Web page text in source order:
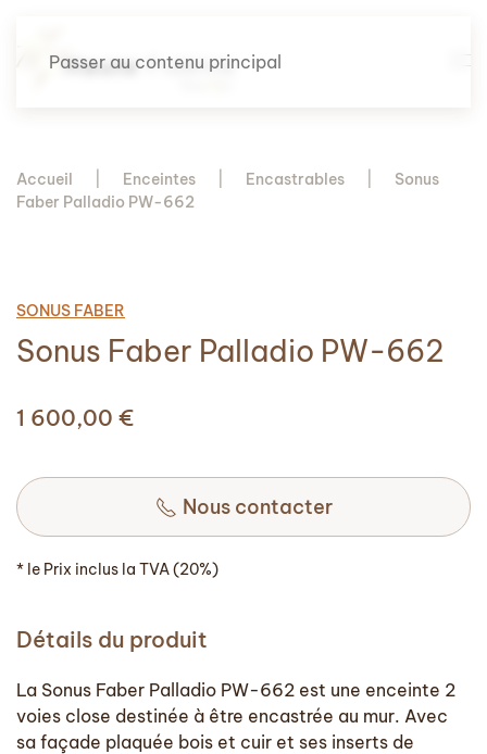
Passer au contenu principal
Accueil Enceintes Encastrables
Sonus
Faber Palladio PW-662
SONUS FABER
Sonus Faber Palladio PW-662
1 600,00 €
Nous contacter
* le Prix inclus la TVA (20%)
Détails du produit
La Sonus Faber Palladio PW-662 est une enceinte 2
voies close destinée à être encastrée au mur. Avec
sa façade plaquée bois et cuir et ses inserts de